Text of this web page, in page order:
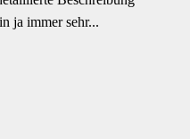
ja immer sehr...